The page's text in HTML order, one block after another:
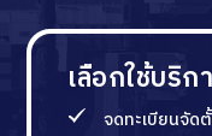
เลือกใช้บริก
จดทะเบียนจัด